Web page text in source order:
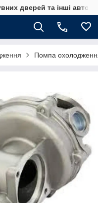
дверей та інші
Помпа